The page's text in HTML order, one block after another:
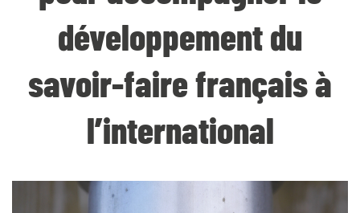
développement du
savoir-faire français à
l’international